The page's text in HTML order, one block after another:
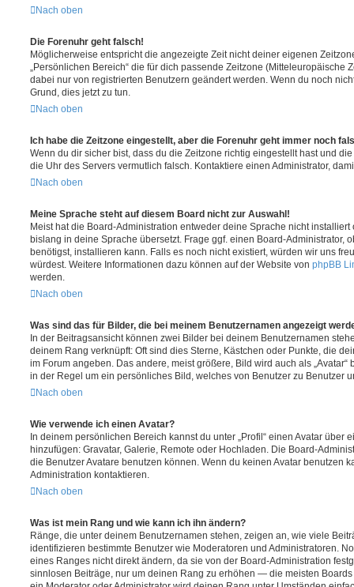
Nach oben
Die Forenuhr geht falsch!
Möglicherweise entspricht die angezeigte Zeit nicht deiner eigenen
„Persönlichen Bereich“ die für dich passende Zeitzone (Mitteleuropäische
dabei nur von registrierten Benutzern geändert werden. Wenn du noch
Grund, dies jetzt zu tun.
Nach oben
Ich habe die Zeitzone eingestellt, aber die Forenuhr geht immer noch
Wenn du dir sicher bist, dass du die Zeitzone richtig eingestellt hast und
die Uhr des Servers vermutlich falsch. Kontaktiere einen Administrator,
Nach oben
Meine Sprache steht auf diesem Board nicht zur Auswahl!
Meist hat die Board-Administration entweder deine Sprache nicht
bislang in deine Sprache übersetzt. Frage ggf. einen Board-Administrator,
benötigst, installieren kann. Falls es noch nicht existiert, würden wir uns
würdest. Weitere Informationen dazu können auf der Website von phpBB
werden.
Nach oben
Was sind das für Bilder, die bei meinem Benutzernamen angezeigt
In der Beitragsansicht können zwei Bilder bei deinem Benutzernamen
deinem Rang verknüpft: Oft sind dies Sterne, Kästchen oder Punkte, die
im Forum angeben. Das andere, meist größere, Bild wird auch als
in der Regel um ein persönliches Bild, welches von Benutzer zu Benutzer
Nach oben
Wie verwende ich einen Avatar?
In deinem persönlichen Bereich kannst du unter „Profil“ einen Avatar über
hinzufügen: Gravatar, Galerie, Remote oder Hochladen. Die Board-
die Benutzer Avatare benutzen können. Wenn du keinen Avatar benutzen
Administration kontaktieren.
Nach oben
Was ist mein Rang und wie kann ich ihn ändern?
Ränge, die unter deinem Benutzernamen stehen, zeigen an, wie viele
identifizieren bestimmte Benutzer wie Moderatoren und Administratoren.
eines Ranges nicht direkt ändern, da sie von der Board-Administration
sinnlosen Beiträge, nur um deinen Rang zu erhöhen — die meisten